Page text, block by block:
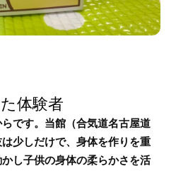
体験者
です。当館（合気道名古屋道
少しだけで、身体を作りを重
し子供の身体の柔らかさを活